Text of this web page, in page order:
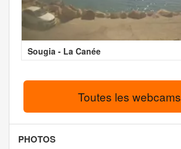
Sougia - La Canée
Toutes les webcams
PHOTOS